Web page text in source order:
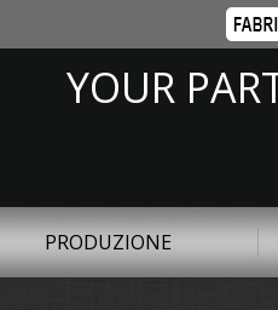
YOUR
PRODUZIONE